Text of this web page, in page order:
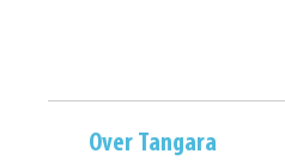
Over Tangara